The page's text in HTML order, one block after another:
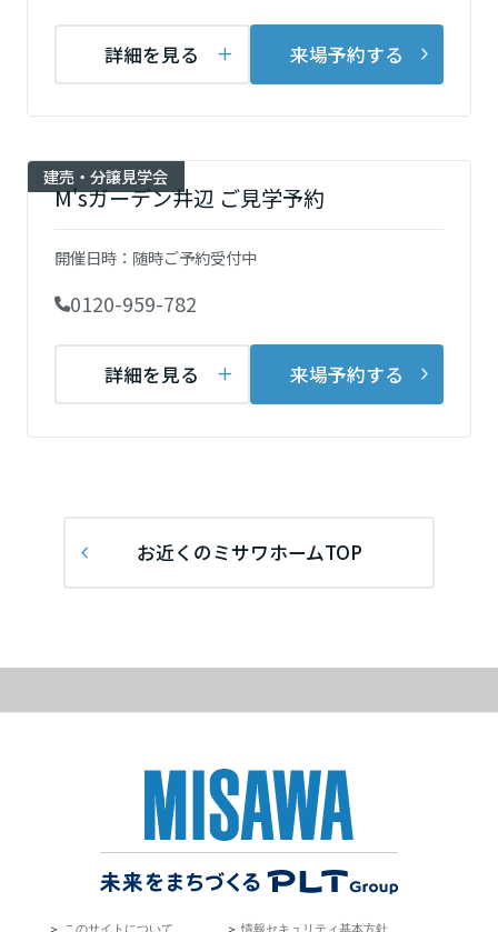
詳細を見る 来場予約する
建売・分譲見学会
M'sガーデン井辺 ご見学予約
開催日時： 随時ご予約受付中
0120-959-782
詳細を見る 来場予約する
お近くのミサワホームTOP
新潟県
石川県
福井県
長野県
東海エリア
静岡県
滋賀県
＞ このサイトについて ＞情報セキュリティ基本方針